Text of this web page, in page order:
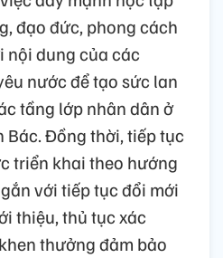
đạo đức, phong cách
nội dung của các
nước để tạo sức lan
tầng lớp nhân dân ở
Bác. Đồng thời, tiếp tục
triển khai theo hướng
với tiếp tục đổi mới
thiệu, thủ tục xác
thưởng đảm bảo